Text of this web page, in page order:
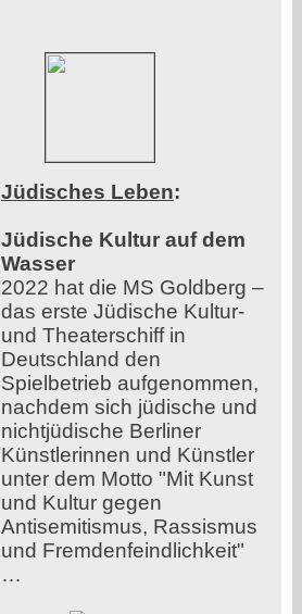
Jüdisches Leben:
Jüdische Kultur auf dem
Wasser
2022 hat die MS Goldberg –
das erste Jüdische Kultur-
und Theaterschiff in
Deutschland den
Spielbetrieb aufgenommen,
nachdem sich jüdische und
nichtjüdische Berliner
Künstlerinnen und Künstler
unter dem Motto "Mit Kunst
und Kultur gegen
Antisemitismus, Rassismus
und Fremdenfeindlichkeit"
…